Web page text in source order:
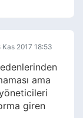
Kas 2017 18:53
ama
giren